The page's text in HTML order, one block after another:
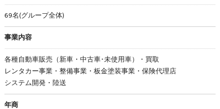
69名(グループ全体)
事業内容
各種自動車販売（新車・中古車･未使用車）・買取
レンタカー事業・整備事業・板金塗装事業・保険代理店
システム開発・陸送
年商